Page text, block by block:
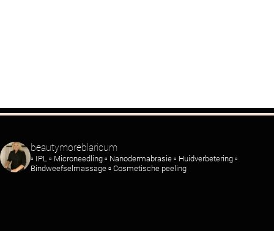
beautymoreblaricum
▫️ IPL▫️ Microneedling▫️ Nanodermabrasie▫️ Huidverbetering▫️
Bindweefselmassage▫️ Cosmetische peeling